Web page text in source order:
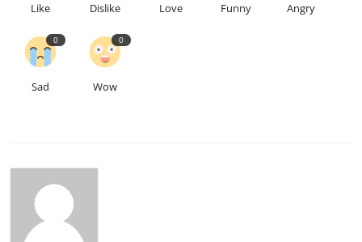
Like Dislike Love Funny Angry
0
Sad
0
Wow